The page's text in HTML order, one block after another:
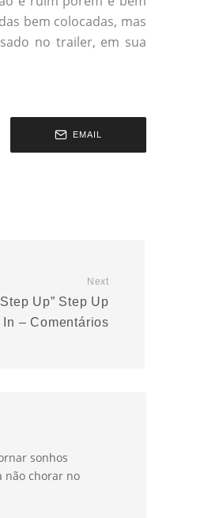
bem colocadas, mas
no trailer, em sua
EMAIL
Next
Up” Step Up
In – Comentários
sonhos
não chorar no